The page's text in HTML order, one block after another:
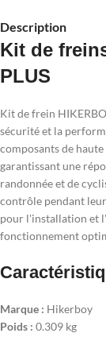
Description
Kit de
PLUS
Kit de frein
sécurité et la
composants de
garantissant une
randonnée et de
contrôle pendant
pour l'installation et
fonctionnement
Marque : Hikerboy
Poids : 0.309 kg